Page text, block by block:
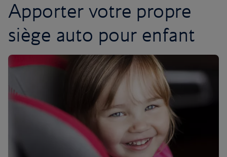
Apporter votre propre
siège auto pour enfant